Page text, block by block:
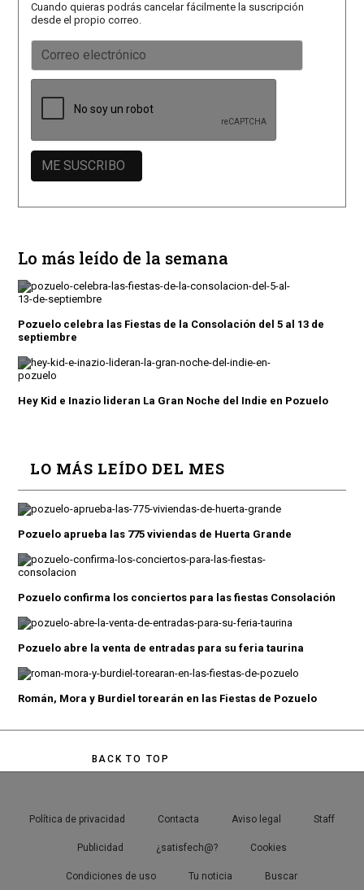
Cuando quieras podrás cancelar fácilmente la suscripción
desde el propio correo.
Lo más leído de la semana
Pozuelo celebra las Fiestas de la Consolación del 5 al 13 de
septiembre
Hey Kid e Inazio lideran La Gran Noche del Indie en Pozuelo
LO MÁS LEÍDO DEL MES
Pozuelo aprueba las 775 viviendas de Huerta Grande
Pozuelo confirma los conciertos para las fiestas Consolación
Pozuelo abre la venta de entradas para su feria taurina
Román, Mora y Burdiel torearán en las Fiestas de Pozuelo
BACK TO TOP
Política de privacidad Contacta Aviso legal Staff
Publicidad ¿satisfech@? Cookies
Condiciones de uso Tu noticia Buscar